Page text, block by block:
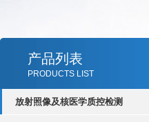
产品列表
PRODUCTS LIST
放射照像及核医学质控检测